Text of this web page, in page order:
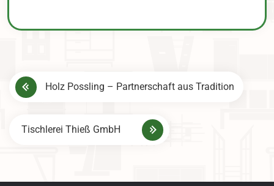
e
Holz Possling – Partnerschaft aus Tradition
Tischlerei Thieß GmbH